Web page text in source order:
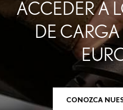
ACCEDER A
DE
CONOZCA